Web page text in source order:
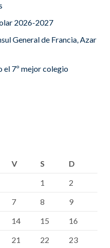
2026-2027
General de Francia, Azar
el 7º mejor colegio
V S
D
1
2
7 8
9
14 15
16
21 22 23